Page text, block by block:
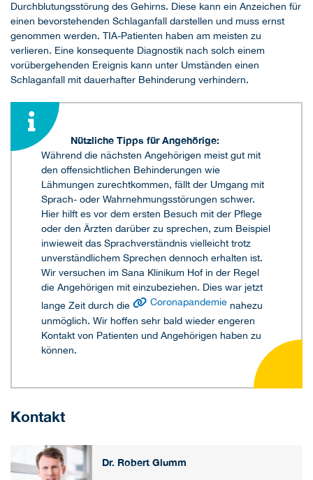
Durchblutungsstörung des Gehirns. Diese kann ein Anzeichen für
einen bevorstehenden Schlaganfall darstellen und muss ernst
genommen werden. TIA-Patienten haben am meisten zu
verlieren. Eine konsequente Diagnostik nach solch einem
vorübergehenden Ereignis kann unter Umständen einen
Schlaganfall mit dauerhafter Behinderung verhindern.
Nützliche Tipps für Angehörige:
Während die nächsten Angehörigen meist gut mit
den offensichtlichen Behinderungen wie
Lähmungen zurechtkommen, fällt der Umgang mit
Sprach- oder Wahrnehmungsstörungen schwer.
Hier hilft es vor dem ersten Besuch mit der Pflege
oder den Ärzten darüber zu sprechen, zum Beispiel
inwieweit das Sprachverständnis vielleicht trotz
unverständlichem Sprechen dennoch erhalten ist.
Wir versuchen im Sana Klinikum Hof in der Regel
die Angehörigen mit einzubeziehen. Dies war jetzt
lange Zeit durch die
Coronapandemie nahezu
unmöglich. Wir hoffen sehr bald wieder engeren
Kontakt von Patienten und Angehörigen haben zu
können.
Kontakt
Dr. Robert Glumm